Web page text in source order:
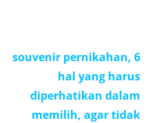
souvenir pernikahan, 6
hal yang harus
diperhatikan dalam
memilih, agar tidak